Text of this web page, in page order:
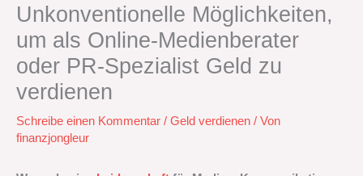
Unkonventionelle Möglichkeiten,
um als Online-Medienberater
oder PR-Spezialist Geld zu
verdienen
Schreibe einen Kommentar / Geld verdienen / Von
finanzjongleur